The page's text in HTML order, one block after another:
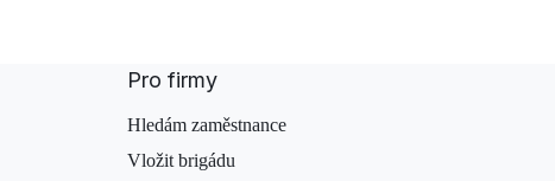
Pro firmy
Hledám zaměstnance
Vložit brigádu